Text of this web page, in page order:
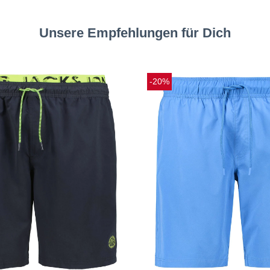
Unsere Empfehlungen für Dich
-20%